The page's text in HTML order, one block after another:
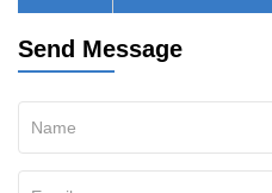
Send Message